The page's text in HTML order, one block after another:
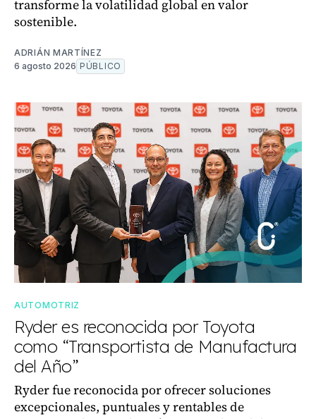
transforme la volatilidad global en valor
sostenible.
ADRIÁN MARTÍNEZ
6 agosto 2026 PÚBLICO
AUTOMOTRIZ
Ryder es reconocida por Toyota
como “Transportista de Manufactura
del Año”
Ryder fue reconocida por ofrecer soluciones
excepcionales, puntuales y rentables de